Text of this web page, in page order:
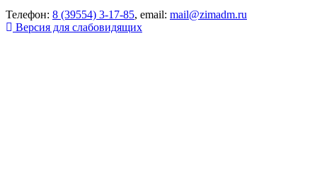
Телефон: 8 (39554) 3-17-85, email: mail@zimadm.ru
Версия для слабовидящих